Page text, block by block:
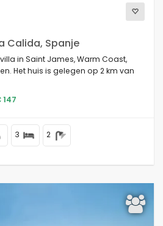
Calida, Spanje
in Saint James, Warm Coast,
Het huis is gelegen op 2 km van
147
3 2